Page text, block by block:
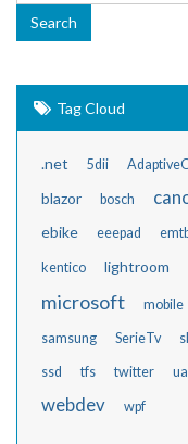
Tag Cloud
.net 5dii
blazor bosch
ebike eeepad
kentico lightroom
microsoft mobile
samsung SerieTv
ssd tfs twitter
webdev wpf